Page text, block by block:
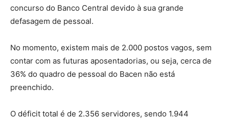
concurso do Banco Central devido à sua grande
defasagem de pessoal.
No momento, existem mais de 2.000 postos vagos, sem
contar com as futuras aposentadorias, ou seja, cerca de
36% do quadro de pessoal do Bacen não está
preenchido.
O déficit total é de 2.356 servidores, sendo 1.944